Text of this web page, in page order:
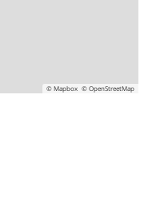
© Mapbox © OpenStreetMap